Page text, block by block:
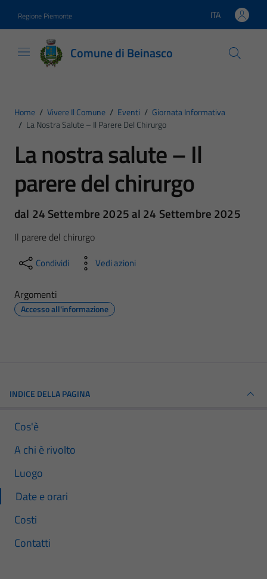
Regione Piemonte Lingua attiva:
ITA
Comune di Beinasco
Home / Vivere Il Comune / Eventi / Giornata Informativa
/ La Nostra Salute – Il Parere Del Chirurgo
La nostra salute – Il
parere del chirurgo
dal 24 Settembre 2025 al 24 Settembre 2025
Il parere del chirurgo
Condividi Vedi azioni
Argomenti
Accesso all'informazione
INDICE DELLA PAGINA
Cos'è
A chi è rivolto
Luogo
Date e orari
Costi
Contatti